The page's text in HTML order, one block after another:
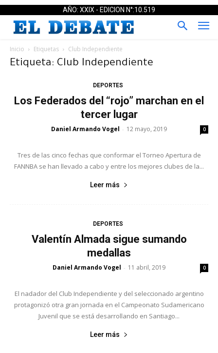
AÑO: XXIX - EDICION N°:10.519
Inicio Etiquetas Club Independiente
Etiqueta: Club Independiente
DEPORTES
Los Federados del “rojo” marchan en el
tercer lugar
Daniel Armando Vogel - 12 mayo, 2019 0
Tres de las cinco fechas que conformar el Torneo Apertura de
FANNBA se han llevado a cabo y entre los mejores clubes de la...
Leer más
DEPORTES
Valentín Almada sigue sumando
medallas
Daniel Armando Vogel - 11 abril, 2019 0
El nadador del Club Independiente y del seleccionado argentino
protagonizó otra gran jornada en el Campeonato Sudamericano
Juvenil que se está desarrollando en Santiago...
Leer más